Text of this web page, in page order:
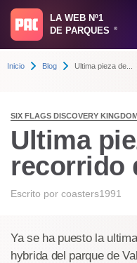
LA WEB Nº1
DE PARQUES
®
Inicio Blog Ultima pieza de...
SIX FLAGS DISCOVERY
Ultima
recorrido
Escrito por coasters1991
Ya se ha puesto la
hybrida del parque de